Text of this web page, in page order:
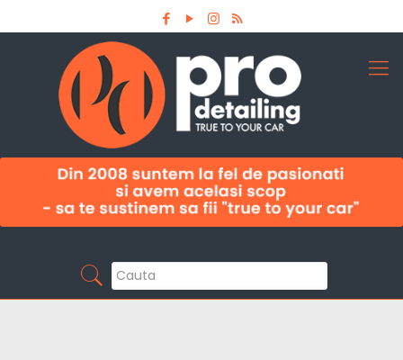
Aboneaza-te la newsletter
Pro Detailing
Sunt primul care afla noutatile din domeniu la